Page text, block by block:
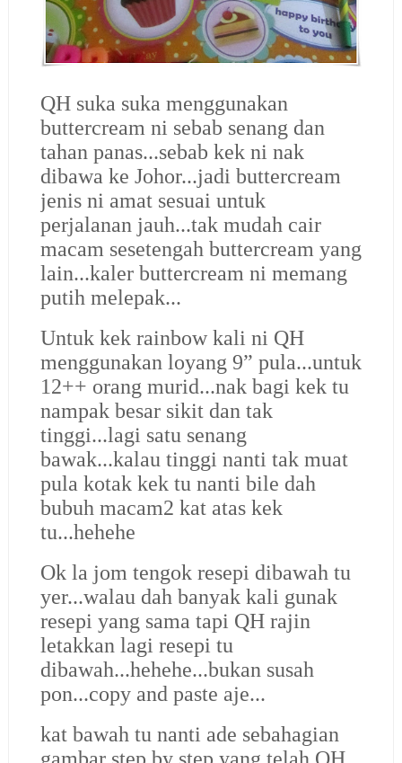
QH suka suka menggunakan
buttercream ni sebab senang dan
tahan panas...sebab kek ni nak
dibawa ke Johor...jadi buttercream
jenis ni amat sesuai untuk
perjalanan jauh...tak mudah cair
macam sesetengah buttercream yang
lain...kaler buttercream ni memang
putih melepak...
Untuk kek rainbow kali ni QH
menggunakan loyang 9” pula...untuk
12++ orang murid...nak bagi kek tu
nampak besar sikit dan tak
tinggi...lagi satu senang
bawak...kalau tinggi nanti tak muat
pula kotak kek tu nanti bile dah
bubuh macam2 kat atas kek
tu...hehehe
Ok la jom tengok resepi dibawah tu
yer...walau dah banyak kali gunak
resepi yang sama tapi QH rajin
letakkan lagi resepi tu
dibawah...hehehe...bukan susah
pon...copy and paste aje...
kat bawah tu nanti ade sebahagian